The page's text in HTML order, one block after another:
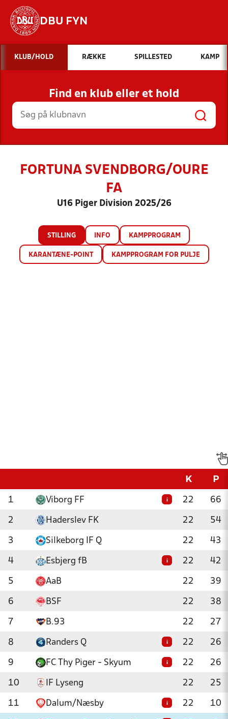
DBU FYN
Hvad vil du søge efter?
INDHOLD OG NYHEDER
STILLINGER, RESULTATER, KLUBBER OG
HOLD
KLUB/HOLD RÆKKE SPILLESTED KAMP
Find en klub eller et hold
FORTUNA SVENDBORG/OURE
FA
U16 Piger Division 2025/26
STILLING INFO KAMPPROGRAM
KARANTÆNE-POINT KAMPPROGRAM FOR PULJE
K P
1 Viborg FF i 22 66
2 Haderslev FK 22 54
3 Silkeborg IF Q 22 43
4 Esbjerg fB i 22 42
5 AaB 22 39
6 BSF 22 38
7 B.93 22 27
8 Randers Q i 22 26
9 FC Thy Piger - Skyum i 22 26
10 IF Lyseng 22 25
11 Dalum/Næsby i 22 10